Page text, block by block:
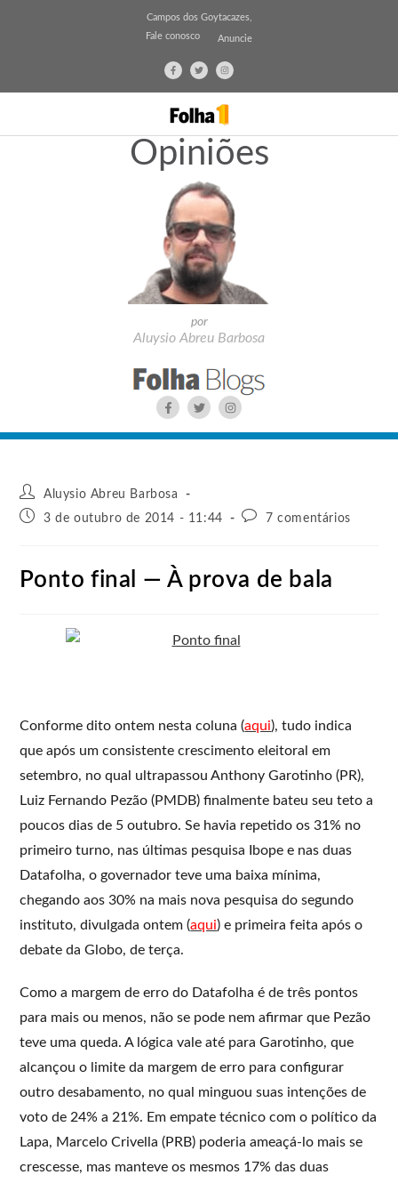
Campos dos Goytacazes,
Fale conosco
Anuncie
Opiniões
por
Aluysio Abreu Barbosa
Aluysio Abreu Barbosa
3 de outubro de 2014 - 11:44
7 comentários
Ponto final — À prova de bala
Conforme dito ontem nesta coluna (aqui), tudo indica
que após um consistente crescimento eleitoral em
setembro, no qual ultrapassou Anthony Garotinho (PR),
Luiz Fernando Pezão (PMDB) finalmente bateu seu teto a
poucos dias de 5 outubro. Se havia repetido os 31% no
primeiro turno, nas últimas pesquisa Ibope e nas duas
Datafolha, o governador teve uma baixa mínima,
chegando aos 30% na mais nova pesquisa do segundo
instituto, divulgada ontem (aqui) e primeira feita após o
debate da Globo, de terça.
Como a margem de erro do Datafolha é de três pontos
para mais ou menos, não se pode nem afirmar que Pezão
teve uma queda. A lógica vale até para Garotinho, que
alcançou o limite da margem de erro para configurar
outro desabamento, no qual minguou suas intenções de
voto de 24% a 21%. Em empate técnico com o político da
Lapa, Marcelo Crivella (PRB) poderia ameaçá-lo mais se
crescesse, mas manteve os mesmos 17% das duas